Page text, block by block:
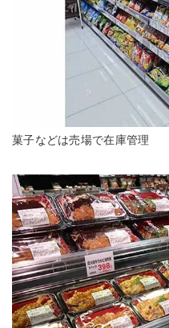
菓子などは売場で在庫管理